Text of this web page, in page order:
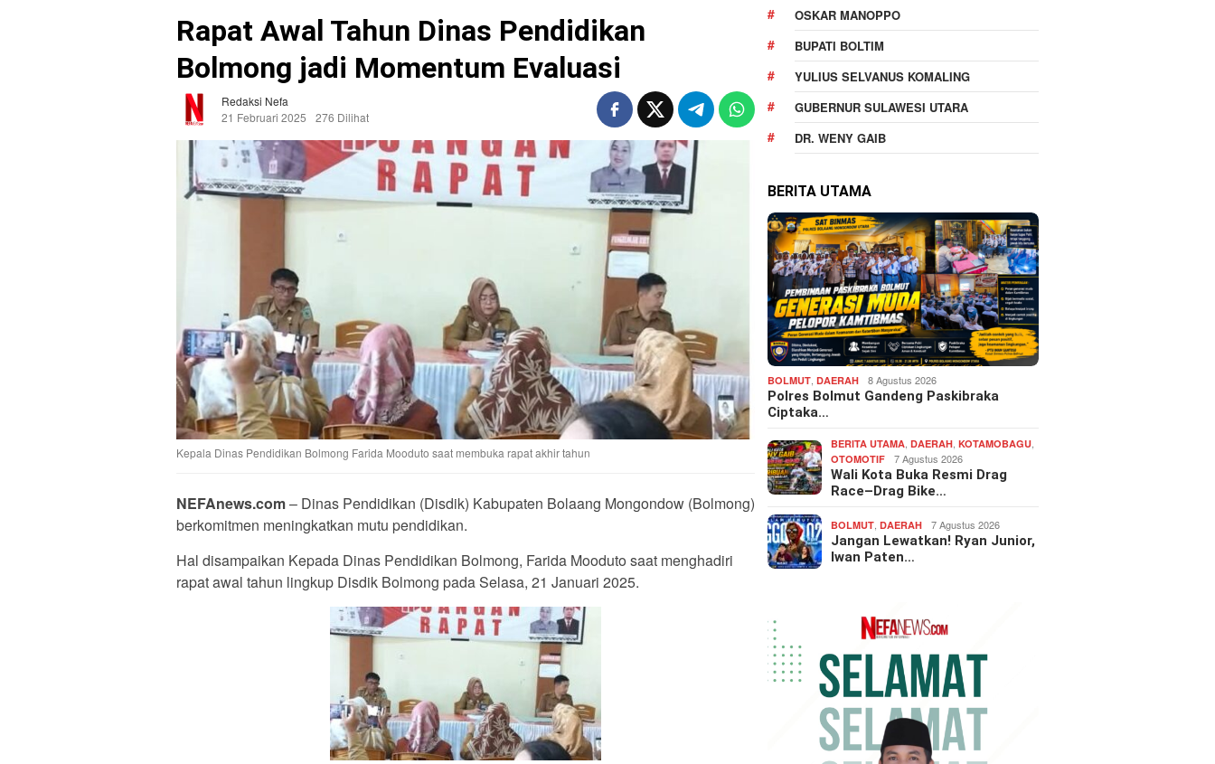
Rapat Awal Tahun Dinas Pendidikan
Bolmong jadi Momentum Evaluasi
Redaksi Nefa
21 Februari 2025
276 Dilihat
Kepala Dinas Pendidikan Bolmong Farida Mooduto saat membuka rapat akhir tahun
NEFAnews.com– Dinas Pendidikan (Disdik) Kabupaten Bolaang Mongondow (Bolmong)
berkomitmen meningkatkan mutu pendidikan.
Hal disampaikan Kepada Dinas Pendidikan Bolmong, Farida Mooduto saat menghadiri
rapat awal tahun lingkup Disdik Bolmong pada Selasa, 21 Januari 2025.
OSKAR MANOPPO
BUPATI BOLTIM
YULIUS SELVANUS KOMALING
GUBERNUR SULAWESI UTARA
DR. WENY GAIB
BERITA UTAMA
BOLMUT ,DAERAH 8 Agustus 2026
Polres Bolmut Gandeng Paskibraka
Ciptaka…
BERITA UTAMA ,DAERAH ,KOTAMOBAGU
OTOMOTIF 7 Agustus 2026
Wali Kota Buka Resmi Drag
Race–Drag Bike…
BOLMUT ,DAERAH 7 Agustus 2026
Jangan Lewatkan! Ryan Junior,
Iwan Paten…